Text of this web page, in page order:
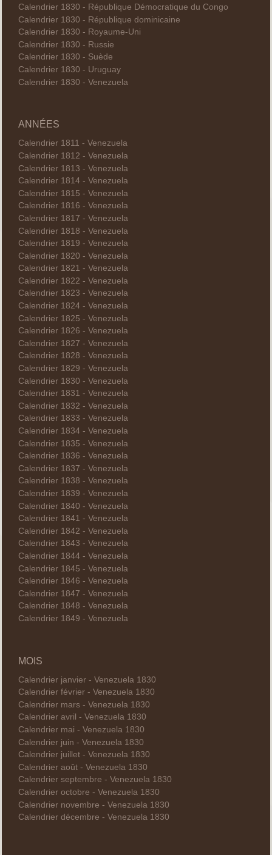
Calendrier 1830 - République Démocratique du Congo
Calendrier 1830 - République dominicaine
Calendrier 1830 - Royaume-Uni
Calendrier 1830 - Russie
Calendrier 1830 - Suède
Calendrier 1830 - Uruguay
Calendrier 1830 - Venezuela
ANNÉES
Calendrier 1811 - Venezuela
Calendrier 1812 - Venezuela
Calendrier 1813 - Venezuela
Calendrier 1814 - Venezuela
Calendrier 1815 - Venezuela
Calendrier 1816 - Venezuela
Calendrier 1817 - Venezuela
Calendrier 1818 - Venezuela
Calendrier 1819 - Venezuela
Calendrier 1820 - Venezuela
Calendrier 1821 - Venezuela
Calendrier 1822 - Venezuela
Calendrier 1823 - Venezuela
Calendrier 1824 - Venezuela
Calendrier 1825 - Venezuela
Calendrier 1826 - Venezuela
Calendrier 1827 - Venezuela
Calendrier 1828 - Venezuela
Calendrier 1829 - Venezuela
Calendrier 1830 - Venezuela
Calendrier 1831 - Venezuela
Calendrier 1832 - Venezuela
Calendrier 1833 - Venezuela
Calendrier 1834 - Venezuela
Calendrier 1835 - Venezuela
Calendrier 1836 - Venezuela
Calendrier 1837 - Venezuela
Calendrier 1838 - Venezuela
Calendrier 1839 - Venezuela
Calendrier 1840 - Venezuela
Calendrier 1841 - Venezuela
Calendrier 1842 - Venezuela
Calendrier 1843 - Venezuela
Calendrier 1844 - Venezuela
Calendrier 1845 - Venezuela
Calendrier 1846 - Venezuela
Calendrier 1847 - Venezuela
Calendrier 1848 - Venezuela
Calendrier 1849 - Venezuela
MOIS
Calendrier janvier - Venezuela 1830
Calendrier février - Venezuela 1830
Calendrier mars - Venezuela 1830
Calendrier avril - Venezuela 1830
Calendrier mai - Venezuela 1830
Calendrier juin - Venezuela 1830
Calendrier juillet - Venezuela 1830
Calendrier août - Venezuela 1830
Calendrier septembre - Venezuela 1830
Calendrier octobre - Venezuela 1830
Calendrier novembre - Venezuela 1830
Calendrier décembre - Venezuela 1830